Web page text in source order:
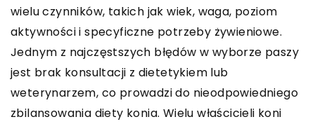
wielu czynników, takich jak wiek, waga, poziom
aktywności i specyficzne potrzeby żywieniowe.
Jednym z najczęstszych błędów w wyborze paszy
jest brak konsultacji z dietetykiem lub
weterynarzem, co prowadzi do nieodpowiedniego
zbilansowania diety konia. Wielu właścicieli koni